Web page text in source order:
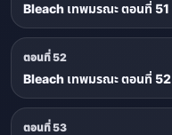
Bleach เทพมรณะ ตอนที่ 51
ตอนที่ 52
Bleach เทพมรณะ ตอนที่ 52
ตอนที่ 53